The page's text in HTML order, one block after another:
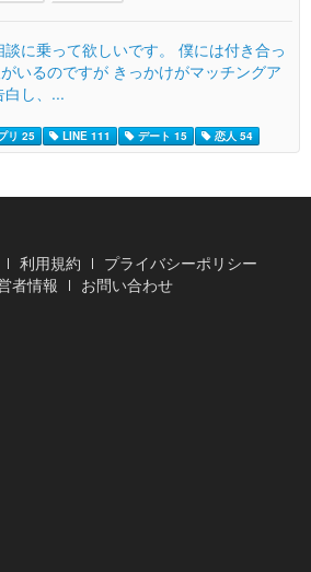
に乗って欲しいです。 僕には付き合っ
いるのですが きっかけがマッチングア
白し、...
リ 25 LINE 111 デート 15 恋人 54
利用規約
プライバシーポリシー
者情報
お問い合わせ